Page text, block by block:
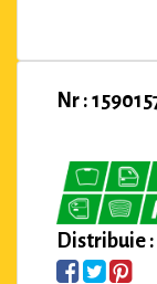
Nr :
Distribuie :